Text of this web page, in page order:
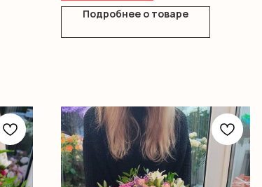
Подробнее о товаре